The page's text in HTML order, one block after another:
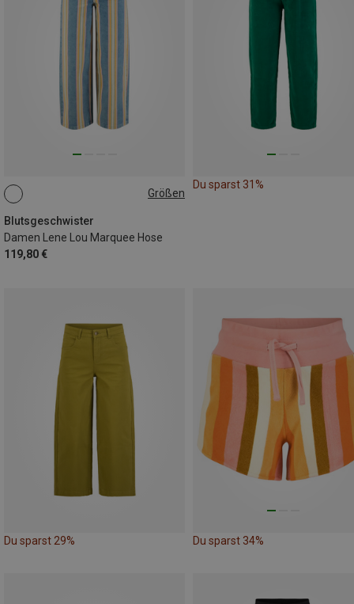
Größen
Blutsgeschwister
Damen Lene Lou Marquee Hose
119,80 €
S|XS
Du sparst 31%
Du sparst 29% Du sparst 34%